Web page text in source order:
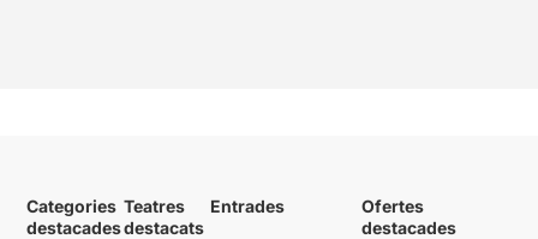
Categories
destacades
Teatres
destacats
Entrades
Ofertes
destacades